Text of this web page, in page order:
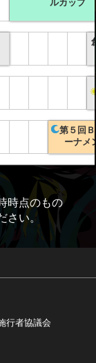
ルカップ
第５回
ーナメ
時点のもの
い。
行者協議会